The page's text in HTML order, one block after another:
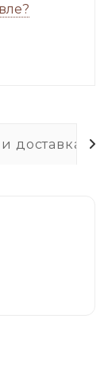
доставка